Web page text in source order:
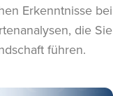
Erkenntnisse bei
die Sie
führen.